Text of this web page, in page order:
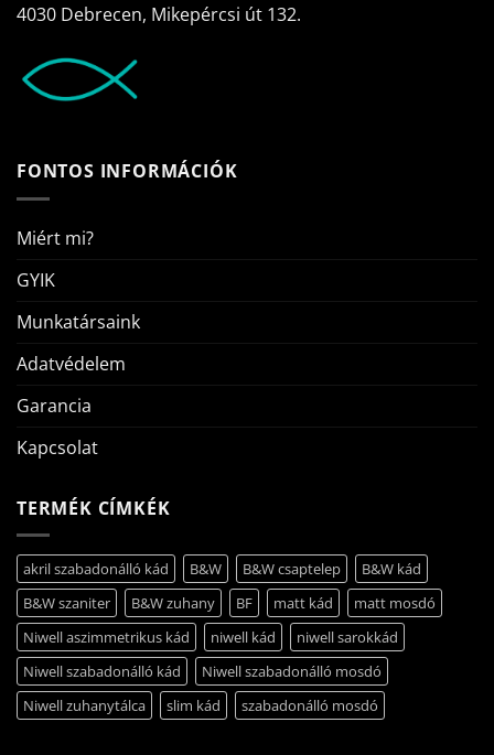
4030 Debrecen, Mikepércsi út 132.
FONTOS INFORMÁCIÓK
Miért mi?
GYIK
Munkatársaink
Adatvédelem
Garancia
Kapcsolat
TERMÉK CÍMKÉK
akril szabadonálló kád B&W B&W csaptelep
B&W kád
B&W szaniter
B&W zuhany BF matt kád
matt mosdó
Niwell aszimmetrikus kád
niwell kád
niwell sarokkád
Niwell szabadonálló kád
Niwell szabadonálló mosdó
Niwell zuhanytálca
slim kád szabadonálló mosdó